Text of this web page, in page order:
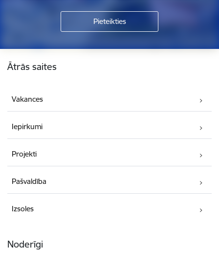
Ātrās saites
Vakances
Iepirkumi
Projekti
Pašvaldība
Izsoles
Noderīgi